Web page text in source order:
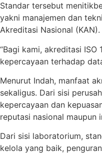
Standar tersebut
yakni manajemen dan
Akreditasi Nasional (KAN).
“Bagi kami, akreditasi ISO
kepercayaan terhadap
Menurut Indah, manfaat
sekaligus. Dari sisi
kepercayaan dan
reputasi nasional maupun
Dari sisi laboratorium,
kelola yang baik,